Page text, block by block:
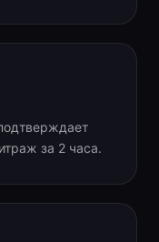
за 2 часа.